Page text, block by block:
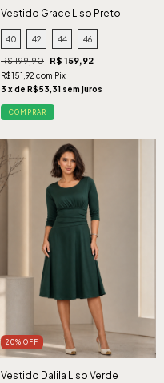
Vestido Grace Liso Preto
40 42 44 46
R$ 199,90 R$ 159,92
R$151,92 com Pix
3 x de R$53,31 sem juros
COMPRAR
20% OFF
Vestido Dalila Liso Verde